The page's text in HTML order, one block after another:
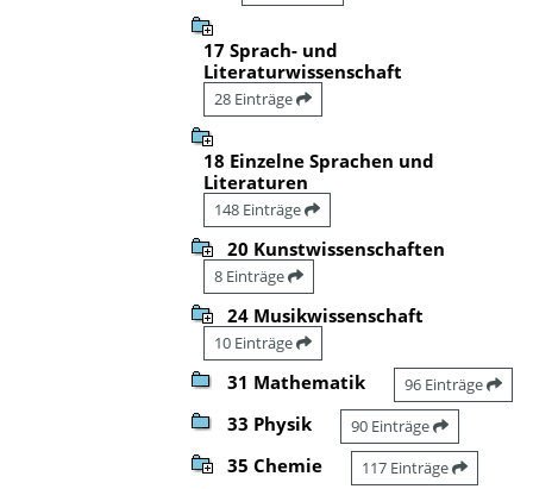
17 Sprach- und
Literaturwissenschaft
28 Einträge
18 Einzelne Sprachen und
Literaturen
148 Einträge
20 Kunstwissenschaften
8 Einträge
24 Musikwissenschaft
10 Einträge
31 Mathematik 96 Einträge
33 Physik 90 Einträge
35 Chemie 117 Einträge